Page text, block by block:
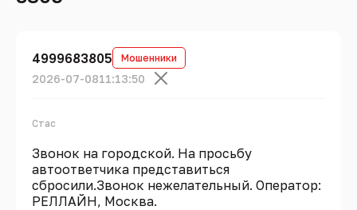
4999683805 Мошенники
2026-07-0811:13:50
Стас
Звонок на городской. На просьбу
автоответчика представиться
сбросили.Звонок нежелательный. Оператор:
РЕЛЛАЙН, Москва.